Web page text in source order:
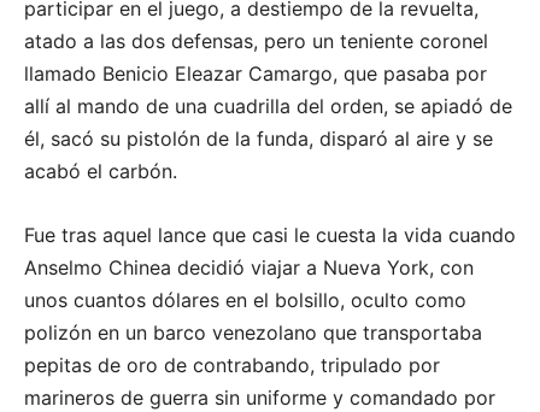
participar en el juego, a destiempo de la revuelta,
atado a las dos defensas, pero un teniente coronel
llamado Benicio Eleazar Camargo, que pasaba por
allí al mando de una cuadrilla del orden, se apiadó de
él, sacó su pistolón de la funda, disparó al aire y se
acabó el carbón.
Fue tras aquel lance que casi le cuesta la vida cuando
Anselmo Chinea decidió viajar a Nueva York, con
unos cuantos dólares en el bolsillo, oculto como
polizón en un barco venezolano que transportaba
pepitas de oro de contrabando, tripulado por
marineros de guerra sin uniforme y comandado por